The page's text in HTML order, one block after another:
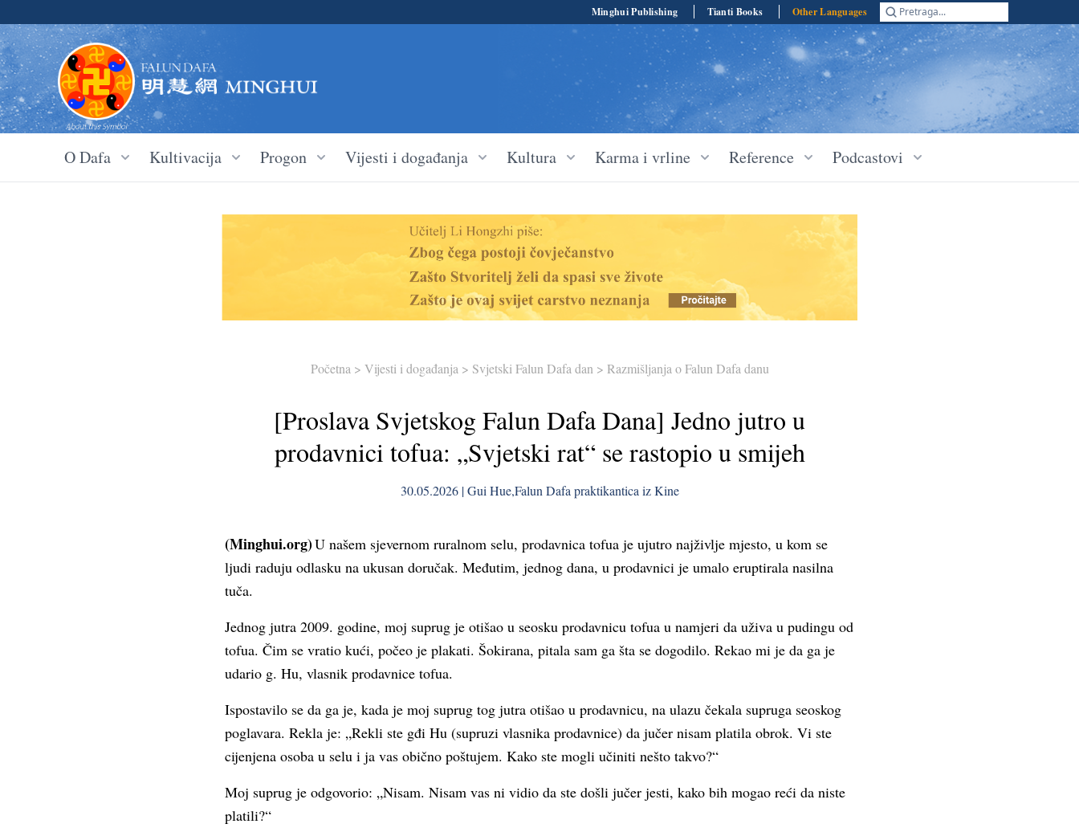
Minghui Publishing Tianti Books Other Languages Pretraga...
O Dafa Kultivacija Progon Vijesti i događanja Kultura Karma i vrline Reference Podcastovi
Početna > Vijesti i događanja > Svjetski Falun Dafa dan > Razmišljanja o Falun Dafa danu
[Proslava Svjetskog Falun Dafa Dana] Jedno jutro u
prodavnici tofua: „Svjetski rat“ se rastopio u smijeh
30.05.2026 | Gui Hue,Falun Dafa praktikantica iz Kine
(Minghui.org)U našem sjevernom ruralnom selu, prodavnica tofua je ujutro najživlje mjesto, u kom se
ljudi raduju odlasku na ukusan doručak. Međutim, jednog dana, u prodavnici je umalo eruptirala nasilna
tuča.
Jednog jutra 2009. godine, moj suprug je otišao u seosku prodavnicu tofua u namjeri da uživa u pudingu od
tofua. Čim se vratio kući, počeo je plakati. Šokirana, pitala sam ga šta se dogodilo. Rekao mi je da ga je
udario g. Hu, vlasnik prodavnice tofua.
Ispostavilo se da ga je, kada je moj suprug tog jutra otišao u prodavnicu, na ulazu čekala supruga seoskog
poglavara. Rekla je: „Rekli ste gđi Hu (supruzi vlasnika prodavnice) da jučer nisam platila obrok. Vi ste
cijenjena osoba u selu i ja vas obično poštujem. Kako ste mogli učiniti nešto takvo?“
Moj suprug je odgovorio: „Nisam. Nisam vas ni vidio da ste došli jučer jesti, kako bih mogao reći da niste
platili?“